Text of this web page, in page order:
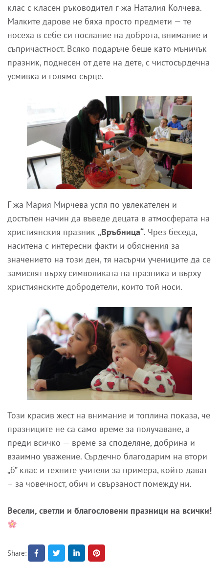
клас с класен ръководител г-жа Наталия Колчева.
Малките дарове не бяха просто предмети — те
носеха в себе си послание на доброта, внимание и
съпричастност. Всяко подаръче беше като мъничък
празник, поднесен от дете на дете, с чистосърдечна
усмивка и голямо сърце.
Г-жа Мария Мирчева успя по увлекателен и
достъпен начин да въведе децата в атмосферата на
християнския празник „Връбница“. Чрез беседа,
наситена с интересни факти и обяснения за
значението на този ден, тя насърчи учениците да се
замислят върху символиката на празника и върху
християнските добродетели, които той носи.
Този красив жест на внимание и топлина показа, че
празниците не са само време за получаване, а
преди всичко — време за споделяне, добрина и
взаимно уважение. Сърдечно благодарим на втори
„б” клас и техните учители за примера, който дават
– за човечност, обич и свързаност помежду ни.
Весели, светли и благословени празници на всички!
Share: